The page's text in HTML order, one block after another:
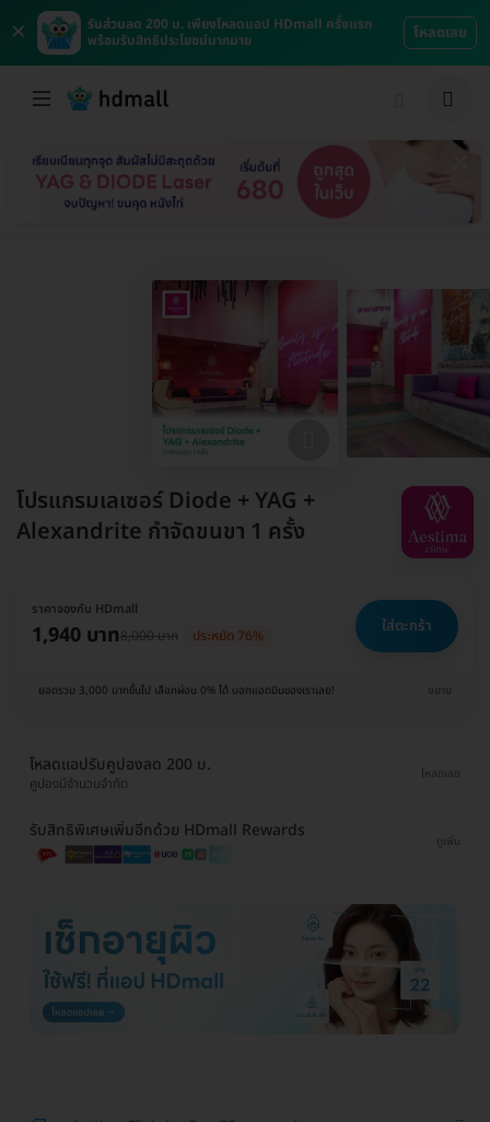
×
รับส่วนลด 200 บ. เพียงโหลดแอป HDmall ครั้งแรก
พร้อมรับสิทธิประโยชน์มากมาย
โหลดเลย
โปรแกรมเลเซอร์ Diode + YAG +
Alexandrite กำจัดขนขา 1 ครั้ง
ราคาจองกับ HDmall
1,940 บาท8,000 บาท ประหยัด 76% ใส่ตะกร้า
ยอดรวม 3,000 บาทขึ้นไป เลือกผ่อน 0% ได้ บอกแอดมินของเราเลย! ขยาย
โหลดแอปรับคูปองลด 200 บ.
คูปองมีจำนวนจำกัด
โหลดเลย
รับสิทธิพิเศษเพิ่มอีกด้วย HDmall Rewards
ดูเพิ่ม